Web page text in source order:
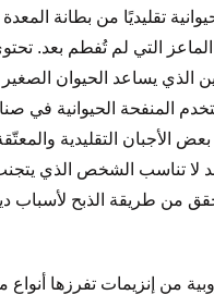
تقليديًا من بطانة
التي لم تُفطم بعد.
الذي يساعد الحيوان الصغير
المنفحة الحيوانية في
الأجبان التقليدية
لا تناسب الشخص الذي
من طريقة الذبح لأسباب
من إنزيمات تفرزها